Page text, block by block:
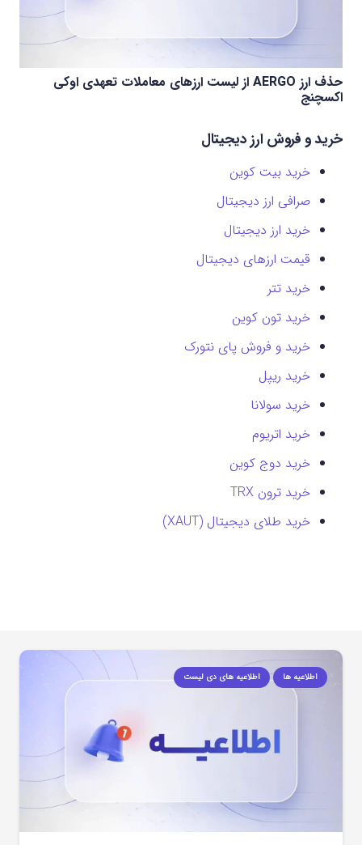
حذف ارز AERGO از لیست ارزهای معاملات تعهدی اوکی
اکسچنج
خرید و فروش ارز دیجیتال
خرید بیت کوین
صرافی ارز دیجیتال
خرید ارز دیجیتال
قیمت ارزهای دیجیتال
خرید تتر
خرید تون کوین
خرید و فروش پای نتورک
خرید ریپل
خرید سولانا
خرید اتریوم
خرید دوج کوین
خرید ترون TRX
خرید طلای دیجیتال (XAUT)
اطلاعیه ها اطلاعیه های دی لیست